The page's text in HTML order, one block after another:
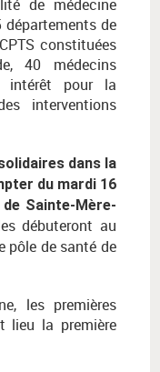
de médecine
départements de
constituées
40 médecins
intérêt pour la
interventions
dans la
du mardi 16
Sainte-Mère-
débuteront au
pôle de santé de
les premières
lieu la première